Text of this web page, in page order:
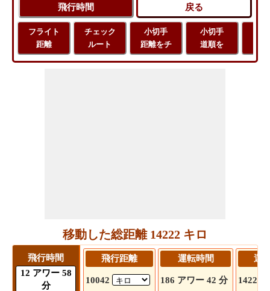
フライト
距離
チェック
ルート
小切手
距離をチ
小切手
道順を
移動した総距離 14222 キロ
飛行時間
12 アワー 58
分
飛行距離
10042
運転時間
186 アワー 42 分
運
14222